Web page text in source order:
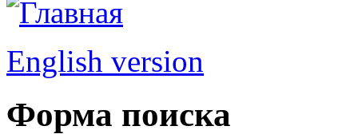
English version
Форма поиска